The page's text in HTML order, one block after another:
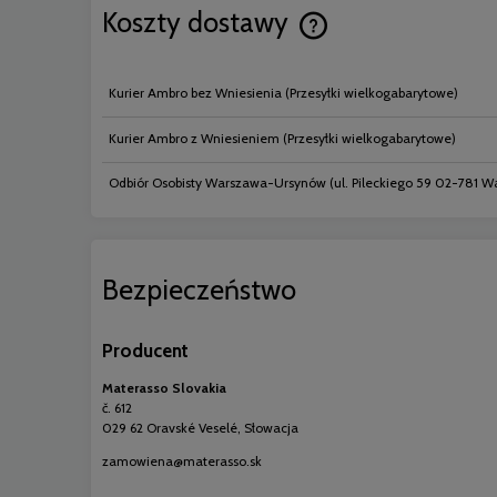
Koszty dostawy
płatności
Kurier Ambro bez Wniesienia (Przesyłki wielkogabarytowe)
Kurier Ambro z Wniesieniem (Przesyłki wielkogabarytowe)
Odbiór Osobisty Warszawa-Ursynów (ul. Pileckiego 59 02-781
Bezpieczeństwo
Producent
Materasso Slovakia
č. 612
029 62 Oravské Veselé, Słowacja
zamowiena@materasso.sk